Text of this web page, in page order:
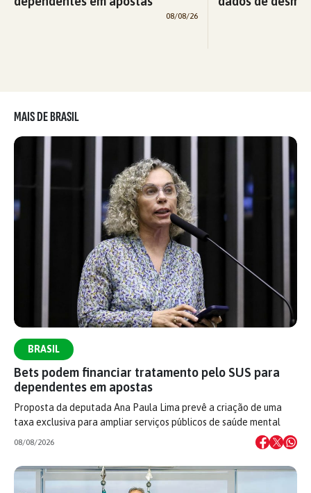
08/08/26
MAIS DE BRASIL
BRASIL
Bets podem financiar tratamento pelo SUS para
dependentes em apostas
Proposta da deputada Ana Paula Lima prevê a criação de uma
taxa exclusiva para ampliar serviços públicos de saúde mental
08/08/2026